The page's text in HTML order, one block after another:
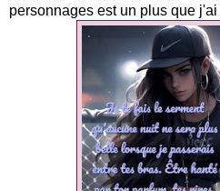
personnages est un plus que